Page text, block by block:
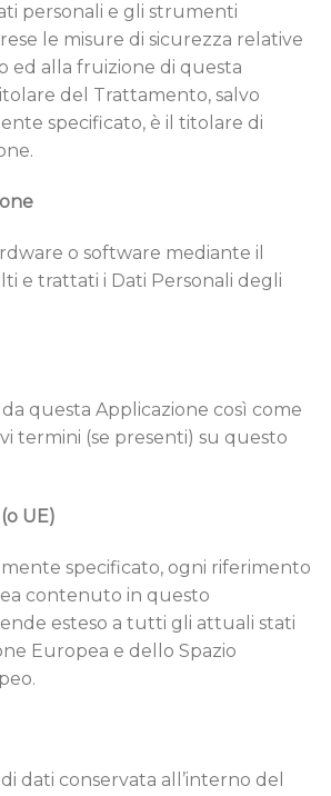
personali e gli strumenti
le misure di sicurezza relative
ed alla fruizione di questa
del Trattamento, salvo
specificato, è il titolare di
o software mediante il
e trattati i Dati Personali degli
da questa Applicazione così come
termini (se presenti) su questo
UE)
specificato, ogni riferimento
contenuto in questo
esteso a tutti gli attuali stati
Europea e dello Spazio
dati conservata all’interno del